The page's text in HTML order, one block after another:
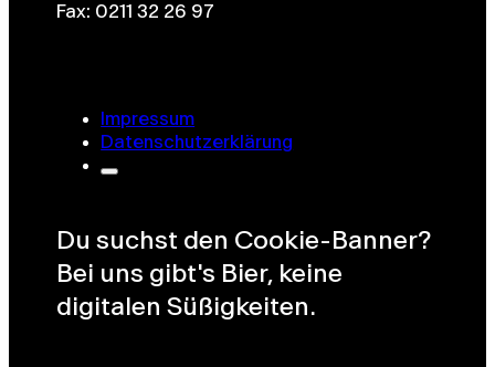
Fax: 0211 32 26 97
Impressum
Datenschutzerklärung
Du suchst den Cookie-Banner?
Bei uns gibt's Bier, keine
digitalen Süßigkeiten.